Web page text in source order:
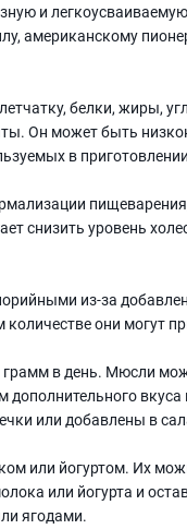
и
американскому
белки, жиры,
Он может быть
в
снизить уровень
из-за
они могут
в день. Мюсли
или добавлены в
или йогуртом. Их
или йогурта и
ягодами.